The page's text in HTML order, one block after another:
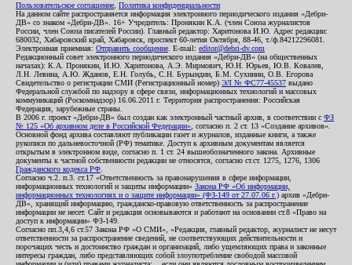
Пользовательское соглашение Политика конфиденциальности
На данном сайте распространяется информация электронного периодического издания «Дебри-
ДВ» со знаком «Дебри-ДВ». 16+ Учредитель: Пронякин К.А. (член Союза журналистов
России, член Союза писателей России). Главный редактор: Харитонова И.Ю. Адрес редакции:
680032, Хабаровский край, Хабаровск, проспект 60-летия Октября, 88-46, т./ф.84212296081.
Электронная приемная: Отправить сообщение . E-mail: editor@debri-dv.com
Редакционный совет электронного периодического издания «Дебри-ДВ» (на общественных
началах): К.А. Пронякин, И.Ю. Харитонова, А.Э. Мирмович, Ю.Н. Юрьев, Ю.В. Ковалев,
Л.Н. Левина, А.Ю. Жданов, Е.Н. Голубь, С.Н. Бурындин, Б.М. Сухинин, О.В. Егорова
Свидетельство о регистрации СМИ (Регистрационный номер) ЭЛ № ФС77-45537 выдано
Федеральной службой по надзору в сфере связи, информационных технологий и массовых
коммуникаций (Роскомнадзор) 16.06.2011 г. Территория распространения: Российская
Федерация, зарубежные страны.
В 2006 г. проект «Дебри-ДВ» был создан как электронный частный архив, в соответствии с ФЗ
№ 125 «Об архивном деле в Российской Федерации» , согласно п. 2 ст. 13 «Создание архивов».
Основной фонд архива составляют публикации газет и журналов, изданные книги, а также
рукописи по дальневосточной (РФ) тематике. Доступ к архивным документам является
открытым в электронном виде, согласно п. 1 ст. 24 вышеобозначенного закона. Архивные
документы к частной собственности редакции не относятся, согласно ст.ст. 1275, 1276, 1306
Гражданского кодекса РФ
Согласно ч.2. п.3. ст.17 «Ответственность за правонарушения в сфере информации,
информационных технологий и защиты информации» Закона РФ «Об информации,
информационных технологиях и о защите информации» (ФЗ-149 от 27.07.06 г.) архив «Дебри-
ДВ», хранящий информацию, гражданско-правовую ответственность за распространение
информации не несет. Сайт и редакция основываются и работают на основании ст.8 «Право на
доступ к информации» ФЗ-149.
Согласно пп.3,4,6 ст.57 Закона РФ «О СМИ», «Редакция, главный редактор, журналист не несут
ответственности за распространение сведений, не соответствующих действительности и
порочащих честь и достоинство граждан и организаций, либо ущемляющих права и законные
интересы граждан, либо представляющих собой злоупотребление свободой массовой